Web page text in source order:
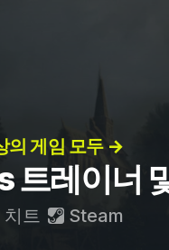
의 게임 모두 →
레이너
치트 Steam